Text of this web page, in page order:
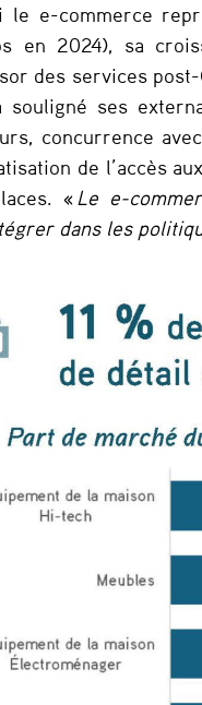
le e-commerce
en 2024), sa
des services
souligné ses
concurrence
de l’accès
« Le e-
dans les